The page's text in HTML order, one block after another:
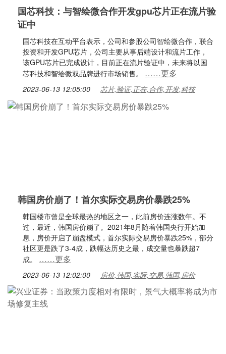
国芯科技：与智绘微合作开发gpu芯片正在流片验
证中
国芯科技在互动平台表示，公司和参股公司智绘微合作，联合
投资和开发GPU芯片，公司主要从事后端设计和流片工作，
该GPU芯片已完成设计，目前正在流片验证中，未来将以国
芯科技和智绘微双品牌进行市场销售。 ……更多
2023-06-13 12:05:00 芯片,验证,正在,合作,开发,科技
韩国房价崩了！首尔实际交易房价暴跌25%
韩国楼市曾是全球最热的地区之一，此前房价连涨数年。不
过，最近，韩国房价崩了。2021年8月随着韩国央行开始加
息，房价开启了崩盘模式，首尔实际交易房价暴跌25%，部分
社区更是跌了3-4成，跌幅达历史之最，成交量也暴跌超7
成。 ……更多
2023-06-13 12:02:00 房价,韩国,实际,交易,韩国,房价